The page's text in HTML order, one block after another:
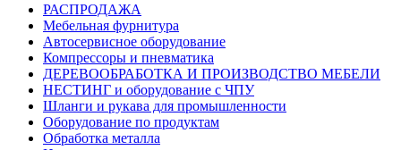
РАСПРОДАЖА
Мебельная фурнитура
Автосервисное оборудование
Компрессоры и пневматика
ДЕРЕВООБРАБОТКА И ПРОИЗВОДСТВО МЕБЕЛИ
НЕСТИНГ и оборудование с ЧПУ
Шланги и рукава для промышленности
Оборудование по продуктам
Обработка металла